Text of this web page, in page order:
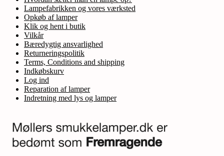
Lampefabrikken og vores værksted
Opkøb af lamper
Klik og hent i butik
Vilkår
Bæredygtig ansvarlighed
Returneringspolitik
Terms, Conditions and shipping
Indkøbskurv
Log ind
Reparation af lamper
Indretning med lys og lamper